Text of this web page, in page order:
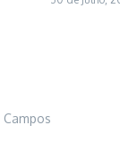
Campos